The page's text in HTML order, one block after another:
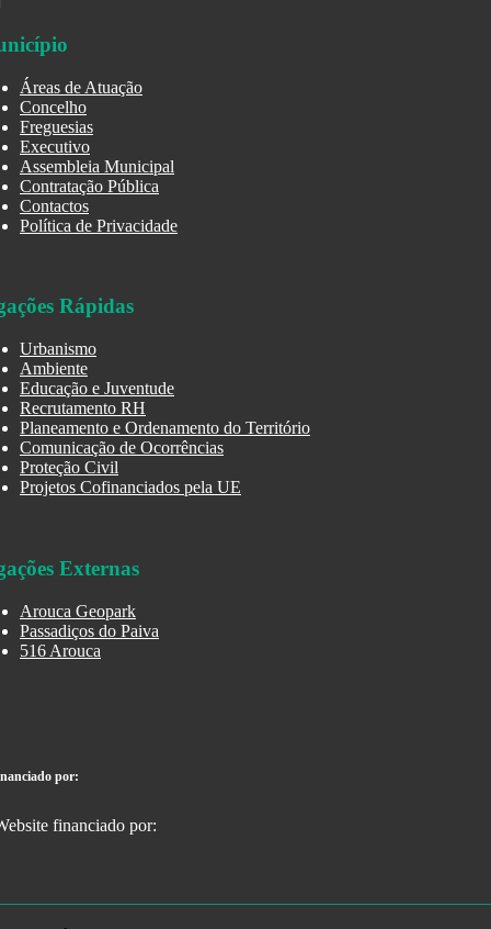
Áreas de Atuação
Concelho
Freguesias
Executivo
Assembleia Municipal
Contratação Pública
Contactos
Política de Privacidade
Rápidas
Urbanismo
Ambiente
Educação e Juventude
Recrutamento RH
Planeamento e Ordenamento do Território
Comunicação de Ocorrências
Proteção Civil
Projetos Cofinanciados pela UE
Externas
Arouca Geopark
Passadiços do Paiva
516 Arouca
por: